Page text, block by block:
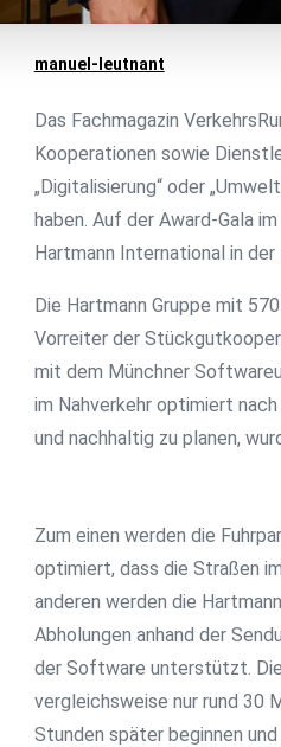
manuel-leutnant
Das Fachmagazin
Kooperationen sowie
„Digitalisierung“ oder
haben. Auf der Award-Gala
Hartmann International in
Die Hartmann Gruppe mit
Vorreiter der
mit dem Münchner
im Nahverkehr optimiert
und nachhaltig zu planen,
Zum einen werden die
optimiert, dass die Straßen
anderen werden die
Abholungen anhand der
der Software unterstützt.
vergleichsweise nur rund 30
Stunden später beginnen